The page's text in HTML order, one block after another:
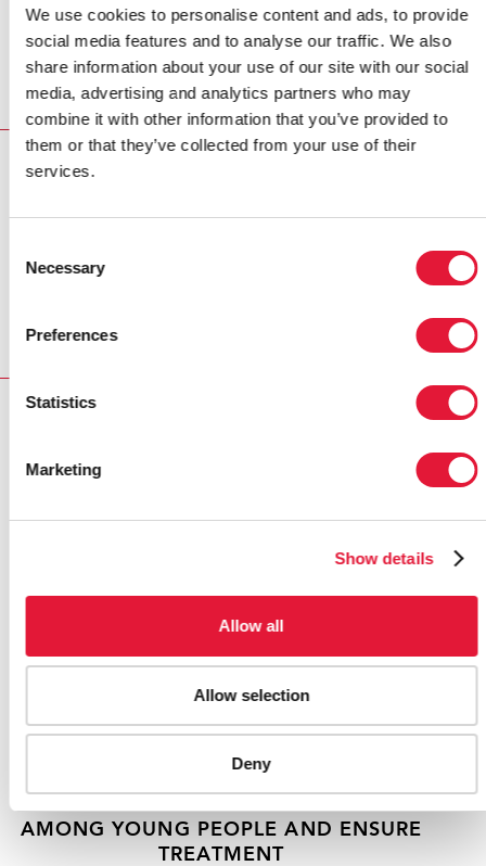
We use cookies to personalise content and ads, to provide
social media features and to analyse our traffic. We also
share information about your use of our site with our social
media, advertising and analytics partners who may
combine it with other information that you’ve provided to
them or that they’ve collected from your use of their
services.
Selection
Necessary
Preferences
Statistics
Marketing
Show details
Allow all
Allow selection
Deny
responsables de la mise en œuvre, notamment les
recommandations pour avancer. Ce document sera
utilisé comme voix collective de tous les responsables
de la mise en œuvre à l'occasion de la réunion du
Conseil du Fonds mondial à venir.
PUBLICATIONS
Fonds mondial, 3-4 novembre
REVIEW RECOMMENDS LAW REFORM
AMONG YOUNG PEOPLE AND ENSURE
TREATMENT